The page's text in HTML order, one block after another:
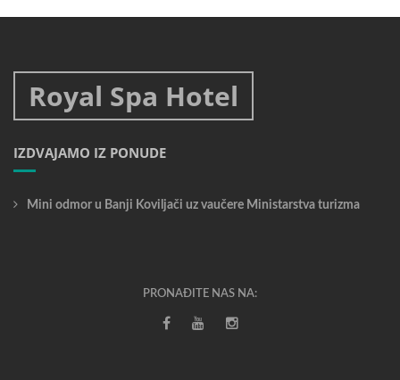
Royal Spa Hotel
IZDVAJAMO IZ PONUDE
Mini odmor u Banji Koviljači uz vaučere Ministarstva turizma
PRONAĐITE NAS NA: